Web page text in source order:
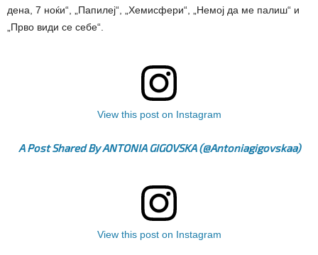
дена, 7 ноќи“, „Папилеј“, „Хемисфери“, „Немој да ме палиш“ и
„Прво види се себе“.
View this post on Instagram
A Post Shared By ANTONIA GIGOVSKA (@antoniagigovskaa)
View this post on Instagram